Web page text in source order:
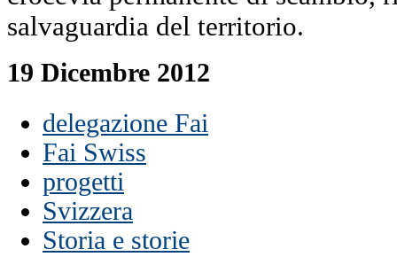
salvaguardia del territorio.
19 Dicembre 2012
delegazione Fai
Fai Swiss
progetti
Svizzera
Storia e storie